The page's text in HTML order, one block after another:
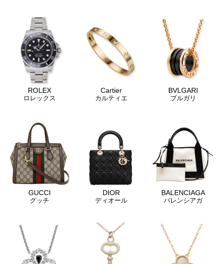
ROLEX
ロレックス
Cartier
カルティエ
BVLGARI
ブルガリ
GUCCI
グッチ
DIOR
ディオール
BALENCIAGA
バレンシアガ